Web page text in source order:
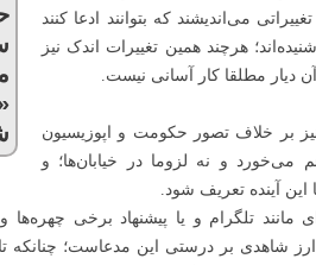
می‌اندیشند که بتوانند ادعا کنند
هرچند همین تغییرات اندک نیز
آن دیار مطلقا کار آسانی نیست.
بر خلاف تصور حکومت و اپوزیسیون
و نه لزوما در خیابان‌ها؛ و
این آینده تعریف شود.
مانند تلگرام و یا پیشنهاد برخی
شاهدی بر درستی این مدعاست؛ چنانکه